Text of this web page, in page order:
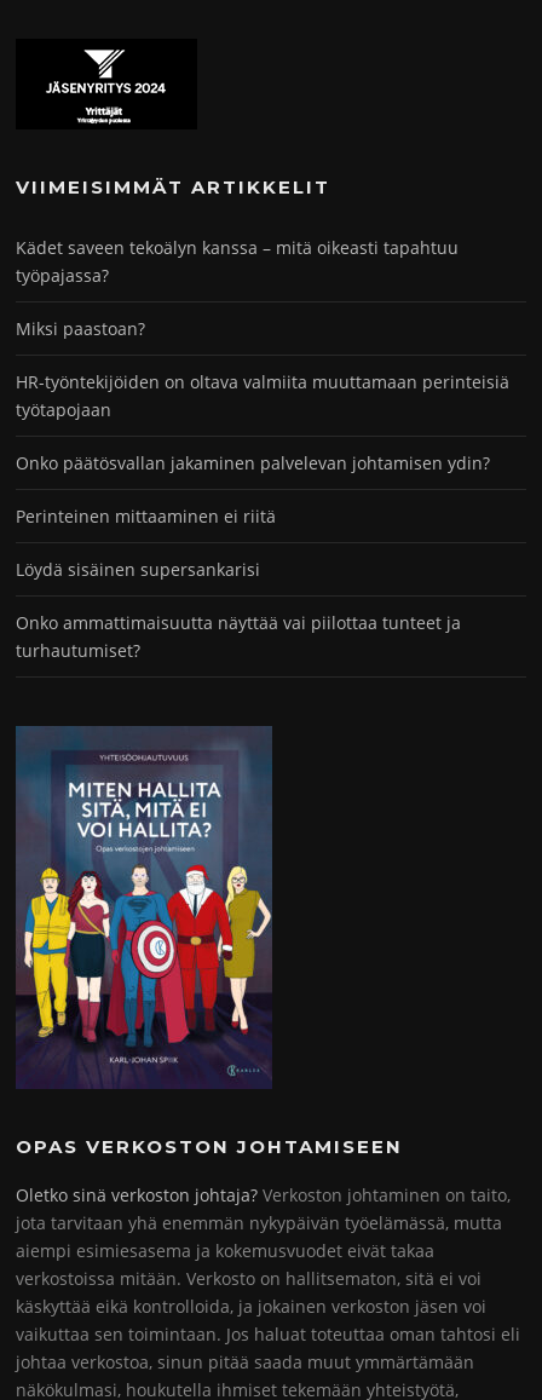
VIIMEISIMMÄT ARTIKKELIT
Kädet saveen tekoälyn kanssa – mitä oikeasti tapahtuu
työpajassa?
Miksi paastoan?
HR-työntekijöiden on oltava valmiita muuttamaan perinteisiä
työtapojaan
Onko päätösvallan jakaminen palvelevan johtamisen ydin?
Perinteinen mittaaminen ei riitä
Löydä sisäinen supersankarisi
Onko ammattimaisuutta näyttää vai piilottaa tunteet ja
turhautumiset?
OPAS VERKOSTON JOHTAMISEEN
Oletko sinä verkoston johtaja? Verkoston johtaminen on taito,
jota tarvitaan yhä enemmän nykypäivän työelämässä, mutta
aiempi esimiesasema ja kokemusvuodet eivät takaa
verkostoissa mitään. Verkosto on hallitsematon, sitä ei voi
käskyttää eikä kontrolloida, ja jokainen verkoston jäsen voi
vaikuttaa sen toimintaan. Jos haluat toteuttaa oman tahtosi eli
johtaa verkostoa, sinun pitää saada muut ymmärtämään
näkökulmasi, houkutella ihmiset tekemään yhteistyötä,